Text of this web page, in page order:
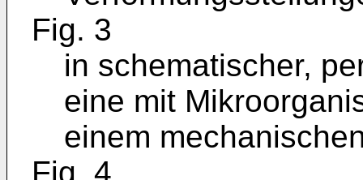
Fig. 3
in schematischer,
eine mit
einem
Fig. 4